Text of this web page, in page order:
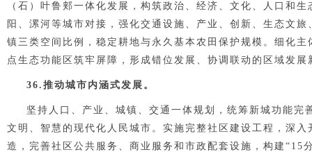
（石）叶鲁郏一体化发展，构筑政治、经济、文化、人口和
阳、漯河等城市对接，强化交通设施、产业、创新、生态文
镇三类空间比例，稳定耕地与永久基本农田保护规模。细化
点生态功能区筑牢屏障，形成错位发展、协调联动的区域发展
36.推动城市内涵式发展。
坚持人口、产业、城镇、交通一体规划，统筹新城功能
文明、智慧的现代化人民城市。实施完整社区建设工程，深
造，完善社区公共服务、商业服务和市政配套设施，构建